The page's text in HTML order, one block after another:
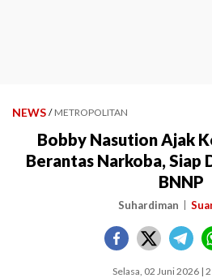
NEWS / METROPOLITAN
Bobby Nasution Ajak
Berantas Narkoba, Siap
BNNP
Suhardiman
Selasa, 02 Juni 2026 |